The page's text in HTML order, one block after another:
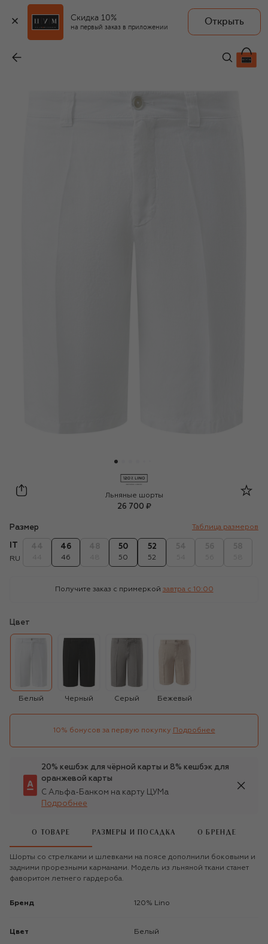
Скидка 10%
на первый заказ в приложении
Открыть
26 700 ₽
120% Lino
Льняные шорты
26 700 ₽
Размер Таблица размеров
RU
46
46
50
50
52
52
Получите заказ с примеркой завтра c 10:00
Цвет
Белый Черный Серый Бежевый
10% бонусов за первую покупку Подробнее
20% кешбэк для чёрной карты и 8% кешбэк для
оранжевой карты
С Альфа-Банком на карту ЦУМа
Подробнее
О ТОВАРЕ РАЗМЕРЫ И ПОСАДКА О БРЕНДЕ
Шорты со стрелками и шлевками на поясе дополнили боковыми и
задними прорезными карманами. Модель из льняной ткани станет
фаворитом летнего гардероба.
Бренд 120% Lino
Цвет Белый